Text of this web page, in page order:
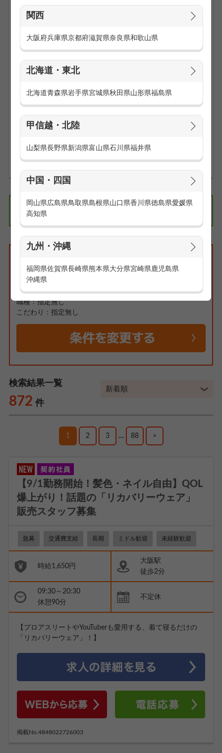
関西
大阪府兵庫県京都府滋賀県奈良県和歌山県
北海道・東北
北海道青森県岩手県宮城県秋田県山形県福島県
甲信越・北陸
山梨県長野県新潟県富山県石川県福井県
中国・四国
岡山県広島県鳥取県島根県山口県香川県徳島県愛媛県
高知県
九州・沖縄
福岡県佐賀県長崎県熊本県大分県宮崎県鹿児島県
沖縄県
の通勤は大変です。
んな日だって通勤は楽になります。
りません。
出勤時間ギリギリで電車を降りて走って汗ダクダクになるこ
ともありません。
駅チカ勤務地はメリットがイッパイです。
お仕事の求人一覧を見る
エリアの求人情報
特集:通勤は楽な方がイイ！駅から徒歩5分以内のお仕事
エリア：指定無し
路線・駅：指定無し
職種：指定無し
こだわり：指定無し
検索結果一覧
872 件
1 2 3 … 88 >
【9/1勤務開始！髪色・ネイル自由】QOL
爆上がり！話題の「リカバリーウェア」
販売スタッフ募集
急募 交通費支給 長期 ミドル歓迎 未経験歓迎
時給1,650円
大阪駅
徒歩2分
09:30～20:30
休憩90分
不定休
【プロアスリートやYouTuberも愛用する、着て寝るだけの
「リカバリーウェア」！】
掲載No.4848022726003